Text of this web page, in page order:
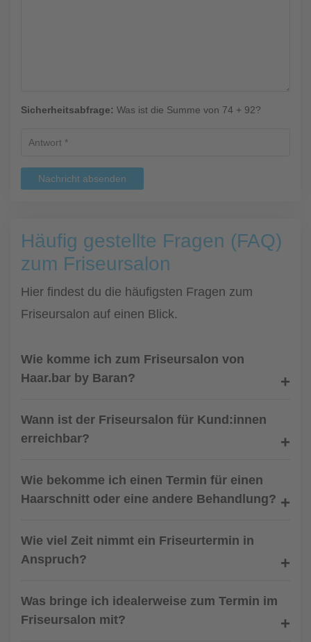
Sicherheitsabfrage: Was ist die Summe von 74 + 92?
Nachricht absenden
Häufig gestellte Fragen (FAQ)
zum Friseursalon
Hier findest du die häufigsten Fragen zum
Friseursalon auf einen Blick.
Wie komme ich zum Friseursalon von
Haar.bar by Baran?
Wann ist der Friseursalon für Kund:innen
erreichbar?
Wie bekomme ich einen Termin für einen
Haarschnitt oder eine andere Behandlung?
Wie viel Zeit nimmt ein Friseurtermin in
Anspruch?
Was bringe ich idealerweise zum Termin im
Friseursalon mit?